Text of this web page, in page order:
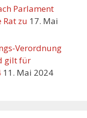
Parlament
zu 17. Mai
Verordnung
gilt für
11. Mai 2024